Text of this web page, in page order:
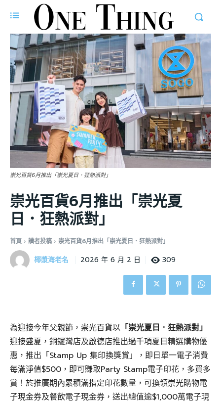
崇光百貨6月推出「崇光夏日．狂熱派對」
崇光百貨6月推出「崇光夏
日．狂熱派對」
首頁 讀者投稿 崇光百貨6月推出「崇光夏日．狂熱派對」
椰漿海老名 2026 年 6 月 2 日 309
為迎接今年父親節，崇光百貨以 「崇光夏日．狂熱派對」
迎接盛夏，銅鑼灣店及啟德店推出過千項夏日精選購物優
惠，推出「Stamp Up 集印換獎賞」，即日單一電子消費
每滿淨值$500，即可賺取Party Stamp電子印花，多買多
賞！於推廣期內累積滿指定印花數量，可換領崇光購物電
子現金券及餐飲電子現金券，送出總值逾$1,000萬電子現